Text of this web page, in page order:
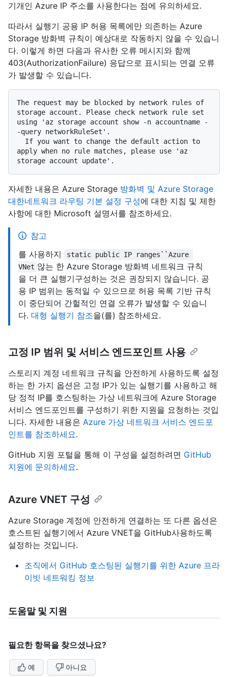
기개인 Azure IP 주소를 사용한다는 점에 유의하세요.
따라서 실행기 공용 IP 허용 목록에만 의존하는 Azure
Storage 방화벽 규칙이 예상대로 작동하지 않을 수 있습니
다. 이렇게 하면 다음과 유사한 오류 메시지와 함께
403(AuthorizationFailure) 응답으로 표시되는 연결 오류
가 발생할 수 있습니다.
The request may be blocked by network rules of
storage account. Please check network rule set
using 'az storage account show -n accountname -
-query networkRuleSet'.
apply when no rule matches, please use 'az
자세한 내용은 Azure Storage 방화벽 및 Azure Storage
대한네트워크 라우팅 기본 설정 구성에 대한 지침 및 제한
사항에 대한 Microsoft 설명서를 참조하세요.
참고
를 사용하지
static public IP ranges``Azure
VNet 않는 한 Azure Storage 방화벽 네트워크 규칙
을 더 큰 실행기구성하는 것은 권장되지 않습니다. 공
용 IP 범위는 동적일 수 있으므로 허용 목록 기반 규칙
이 중단되어 간헐적인 연결 오류가 발생할 수 있습니
다. 대형 실행기 참조을(를) 참조하세요.
고정 IP 범위 및 서비스 엔드포인트 사용
스토리지 계정 네트워크 규칙을 안전하게 사용하도록 설정
하는 한 가지 옵션은 고정 IP가 있는 실행기를 사용하고 해
당 정적 IP를 호스팅하는 가상 네트워크에 Azure Storage
서비스 엔드포인트를 구성하기 위한 지원을 요청하는 것입
니다. 자세한 내용은 Azure 가상 네트워크 서비스 엔드포
인트를 참조하세요.
GitHub 지원 포털을 통해 이 구성을 설정하려면 GitHub
지원에 문의하세요.
Azure VNET 구성
Azure Storage 계정에 안전하게 연결하는 또 다른 옵션은
호스트된 실행기에서 Azure VNET을 GitHub사용하도록
설정하는 것입니다.
조직에서 GitHub 호스팅된 실행기를 위한 Azure 프라
이빗 네트워킹 정보
도움말 및 지원
필요한 항목을 찾으셨나요?
예 아니요